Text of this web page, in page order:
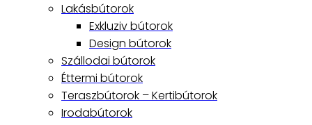
Lakásbútorok
Exkluziv bútorok
Design bútorok
Szállodai bútorok
Éttermi bútorok
Teraszbútorok – Kertibútorok
Irodabútorok